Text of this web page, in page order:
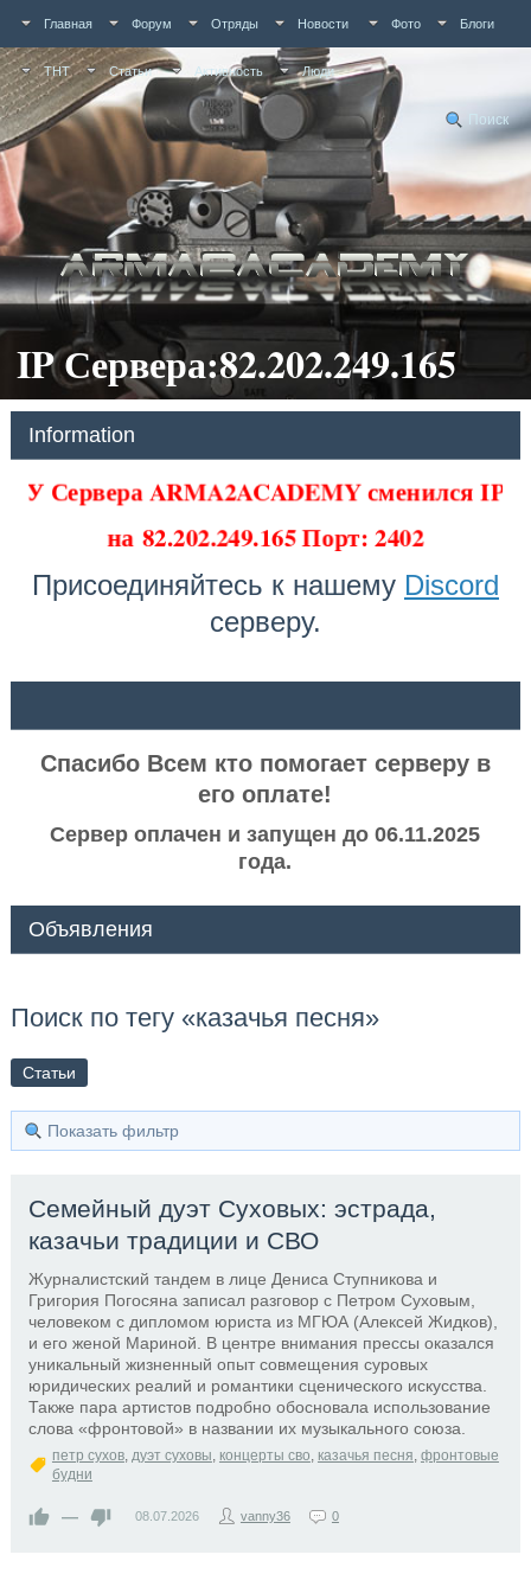
Главная Форум Отряды Новости Фото Блоги
ТНТ Статьи Активность Люди
Поиск
IP Сервера:82.202.249.165
Information
У Сервера ARMA2ACADEMY сменился IP
на 82.202.249.165 Порт: 2402
Присоединяйтесь к нашему Discord
серверу.
Спасибо Всем кто помогает серверу в
его оплате!
Сервер оплачен и запущен до 06.11.2025
года.
Объявления
Поиск по тегу «казачья песня»
Статьи
Показать фильтр
Семейный дуэт Суховых: эстрада,
казачьи традиции и СВО
Журналистский тандем в лице Дениса Ступникова и
Григория Погосяна записал разговор с Петром Суховым,
человеком с дипломом юриста из МГЮА (Алексей Жидков),
и его женой Мариной. В центре внимания прессы оказался
уникальный жизненный опыт совмещения суровых
юридических реалий и романтики сценического искусства.
Также пара артистов подробно обосновала использование
слова «фронтовой» в названии их музыкального союза.
петр сухов, дуэт суховы, концерты сво, казачья песня, фронтовые
будни
— 08.07.2026 vanny36 0